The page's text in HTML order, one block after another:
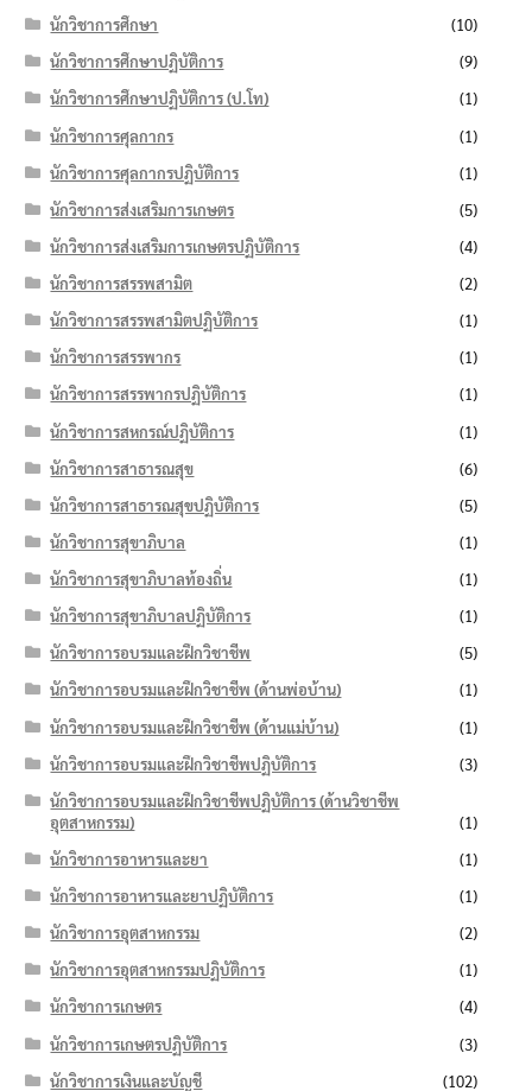
นักวิชาการศึกษา
(10)
นักวิชาการศึกษาปฏิบัติการ
(9)
นักวิชาการศึกษาปฏิบัติการ (ป.โท)
(1)
นักวิชาการศุลกากร
(1)
นักวิชาการศุลกากรปฏิบัติการ
(1)
นักวิชาการส่งเสริมการเกษตร
(5)
นักวิชาการส่งเสริมการเกษตรปฏิบัติการ
(4)
นักวิชาการสรรพสามิต
(2)
นักวิชาการสรรพสามิตปฏิบัติการ
(1)
นักวิชาการสรรพากร
(1)
นักวิชาการสรรพากรปฏิบัติการ
(1)
นักวิชาการสหกรณ์ปฏิบัติการ
(1)
นักวิชาการสาธารณสุข
(6)
นักวิชาการสาธารณสุขปฏิบัติการ
(5)
นักวิชาการสุขาภิบาล
(1)
นักวิชาการสุขาภิบาลท้องถิ่น
(1)
นักวิชาการสุขาภิบาลปฏิบัติการ
(1)
นักวิชาการอบรมและฝึกวิชาชีพ
(5)
นักวิชาการอบรมและฝึกวิชาชีพ (ด้านพ่อบ้าน)
(1)
นักวิชาการอบรมและฝึกวิชาชีพ (ด้านแม่บ้าน)
(1)
นักวิชาการอบรมและฝึกวิชาชีพปฏิบัติการ
(3)
นักวิชาการอบรมและฝึกวิชาชีพปฏิบัติการ (ด้านวิชาชีพ
อุตสาหกรรม)
(1)
นักวิชาการอาหารและยา
(1)
นักวิชาการอาหารและยาปฏิบัติการ
(1)
นักวิชาการอุตสาหกรรม
(2)
นักวิชาการอุตสาหกรรมปฏิบัติการ
(1)
นักวิชาการเกษตร
(4)
นักวิชาการเกษตรปฏิบัติการ
(3)
นักวิชาการเงินและบัญชี
(102)